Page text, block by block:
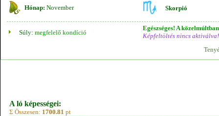
Hónap: November Skorpió
Súly: megfelelő kondíció
Egészséges! A
Képfeltöltés nincs aktiválva!
A ló képességei:
Σ Összesen: 1700.81 pt